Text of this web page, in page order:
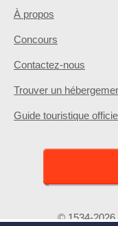
À propos
Concours
Contactez-nous
Trouver un
Guide touristique
© 1534-2026